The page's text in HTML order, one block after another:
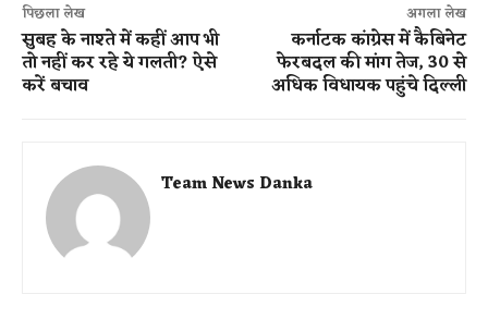
पिछला लेख
सुबह के नाश्ते में कहीं आप भी
तो नहीं कर रहे ये गलती? ऐसे
करें बचाव
अगला लेख
कर्नाटक कांग्रेस में कैबिनेट
फेरबदल की मांग तेज, 30 से
अधिक विधायक पहुंचे दिल्ली
Team News Danka